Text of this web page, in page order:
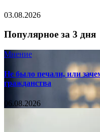
03.08.2026
Популярное за 3 дня
Мнение
Не было печали, или
гражданства
06.08.2026